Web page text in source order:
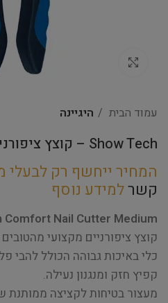
עמוד הבית היגיינה
Show Tech – קוצץ ציפורניים בינוני
המחיר ייחשף רק לבעלי
קשרלמידע נוסף
Comfort Nail Cutter Medium
קוצץ ציפורניים מקצועי
כלי באיכות גבוהה הכולל להבי
קפיץ חזק ומנגנון נעילה.
מעצור בטיחות לקציצה ממותנת